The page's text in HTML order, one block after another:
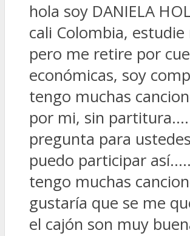
hola soy DANIELA
cali Colombia, estudie
pero me retire por
económicas, soy
tengo muchas
por mi, sin
pregunta para
puedo participar
tengo muchas
gustaría que se me
el cajón son muy